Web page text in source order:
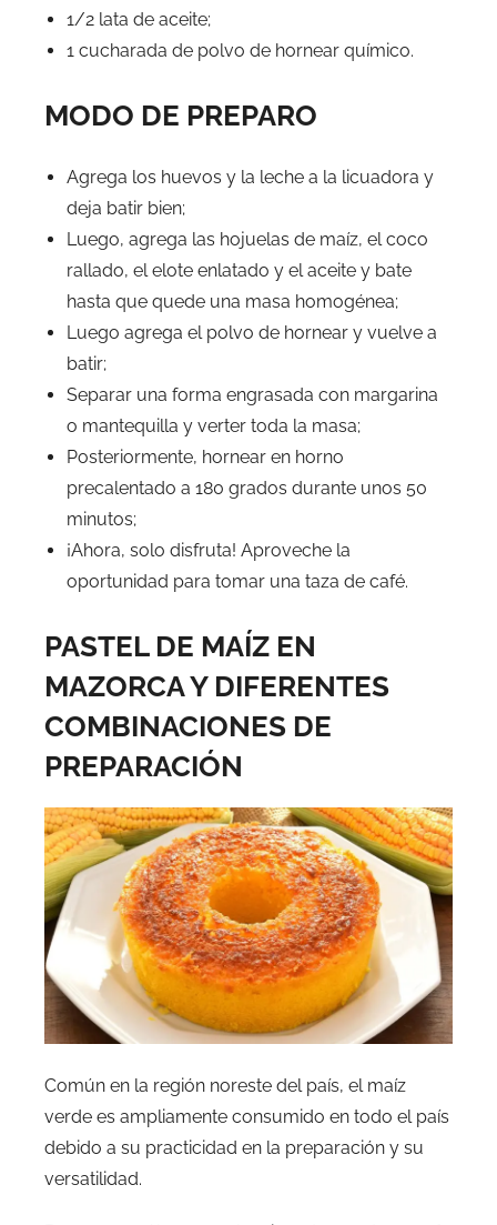
1/2 lata de aceite;
1 cucharada de polvo de hornear químico.
MODO DE PREPARO
Agrega los huevos y la leche a la licuadora y
deja batir bien;
Luego, agrega las hojuelas de maíz, el coco
rallado, el elote enlatado y el aceite y bate
hasta que quede una masa homogénea;
Luego agrega el polvo de hornear y vuelve a
batir;
Separar una forma engrasada con margarina
o mantequilla y verter toda la masa;
Posteriormente, hornear en horno
precalentado a 180 grados durante unos 50
minutos;
¡Ahora, solo disfruta! Aproveche la
oportunidad para tomar una taza de café.
PASTEL DE MAÍZ EN
MAZORCA Y DIFERENTES
COMBINACIONES DE
PREPARACIÓN
Común en la región noreste del país, el maíz
verde es ampliamente consumido en todo el país
debido a su practicidad en la preparación y su
versatilidad.